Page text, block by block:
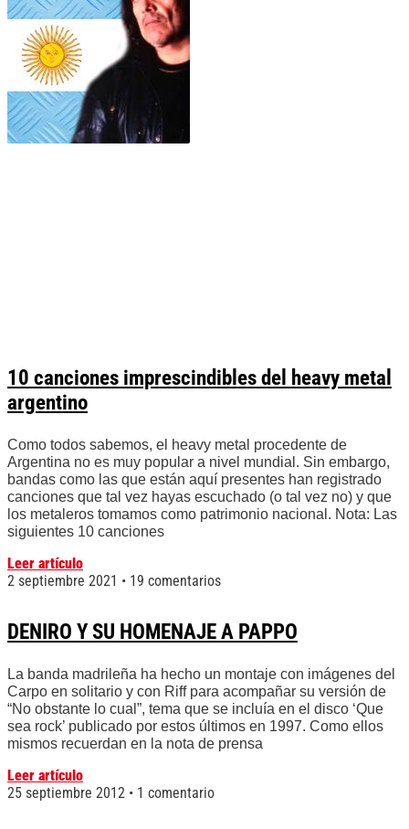
10 canciones imprescindibles del heavy metal
argentino
Como todos sabemos, el heavy metal procedente de
Argentina no es muy popular a nivel mundial. Sin embargo,
bandas como las que están aquí presentes han registrado
canciones que tal vez hayas escuchado (o tal vez no) y que
los metaleros tomamos como patrimonio nacional. Nota: Las
siguientes 10 canciones
Leer artículo
2 septiembre 2021
19 comentarios
DENIRO Y SU HOMENAJE A PAPPO
La banda madrileña ha hecho un montaje con imágenes del
Carpo en solitario y con Riff para acompañar su versión de
“No obstante lo cual”, tema que se incluía en el disco ‘Que
sea rock’ publicado por estos últimos en 1997. Como ellos
mismos recuerdan en la nota de prensa
Leer artículo
25 septiembre 2012
1 comentario